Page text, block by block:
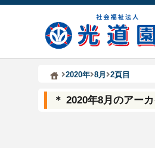
Kodoen | Breadcrumbs list
社会福祉法人 光道園
2020年 8月 2頁目
＊ 2020年8月のアー